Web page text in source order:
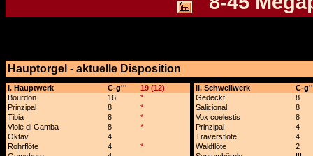
Hauptorgel - aktuelle Disposition
I. Hauptwerk C-g''' 19 (12) II. Schwellwerk
C-
Bourdon
16 * Gedeckt
8
Prinzipal
8 * Salicional
8
Tibia
8 * Vox coelestis
8
Viole di Gamba
8 * Prinzipal
4
Oktav
4 Traversflöte
4
Rohrflöte
4 * Waldflöte
2